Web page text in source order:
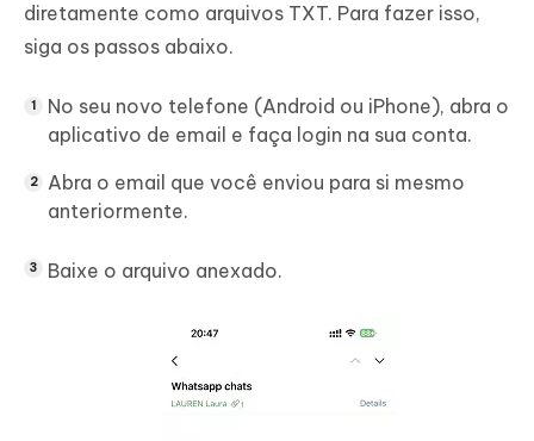
diretamente como arquivos TXT. Para fazer isso,
siga os passos abaixo.
No seu novo telefone (Android ou iPhone), abra o
aplicativo de email e faça login na sua conta.
Abra o email que você enviou para si mesmo
anteriormente.
Baixe o arquivo anexado.